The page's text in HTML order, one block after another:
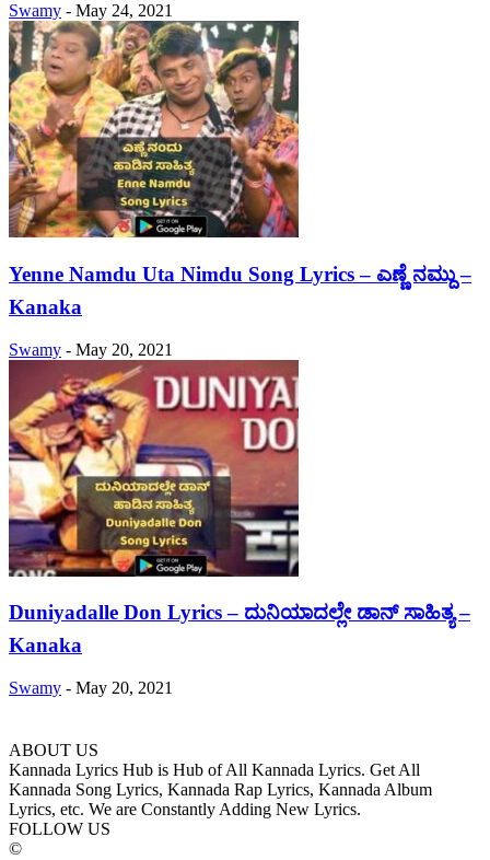
Swamy - May 24, 2021
Yenne Namdu Uta Nimdu Song Lyrics – ಎಣ್ಣೆ ನಮ್ದು –
Kanaka
Swamy - May 20, 2021
Duniyadalle Don Lyrics – ದುನಿಯಾದಲ್ಲೇ ಡಾನ್ ಸಾಹಿತ್ಯ –
Kanaka
Swamy - May 20, 2021
ABOUT US
Kannada Lyrics Hub is Hub of All Kannada Lyrics. Get All
Kannada Song Lyrics, Kannada Rap Lyrics, Kannada Album
Lyrics, etc. We are Constantly Adding New Lyrics.
FOLLOW US
©